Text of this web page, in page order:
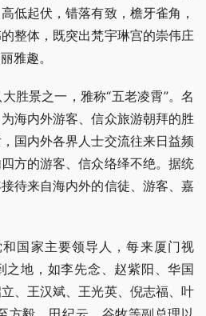
低起伏，错落有致，檐牙雀角，
整体，既突出梵宇琳宫的崇伟庄
雅趣。
胜景之一，雅称“五老凌霄”。名
海内外游客、信众旅游朝拜的胜
国内外各界人士交流往来日益频
方的游客、信众络绎不绝。据统
待来自海内外的信徒、游客、嘉
国家主要领导人，每来厦门视
之地，如李先念、赵紫阳、华国
、王汉斌、王光英、倪志福、叶